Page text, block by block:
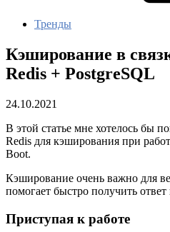
Тренды
Кэширование в
Redis + PostgreSQL
24.10.2021
В этой статье мне хотелось бы
Redis для кэширования при
Boot.
Кэширование очень важно для
помогает быстро получить ответ
Приступая к работе